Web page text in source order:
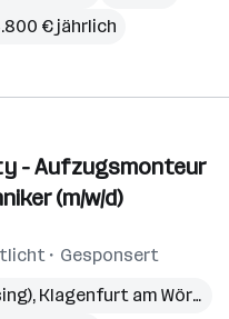
€ jährlich
- Aufzugsmonteur
(m/w/d)
Gesponsert
, Klagenfurt am Wörthersee